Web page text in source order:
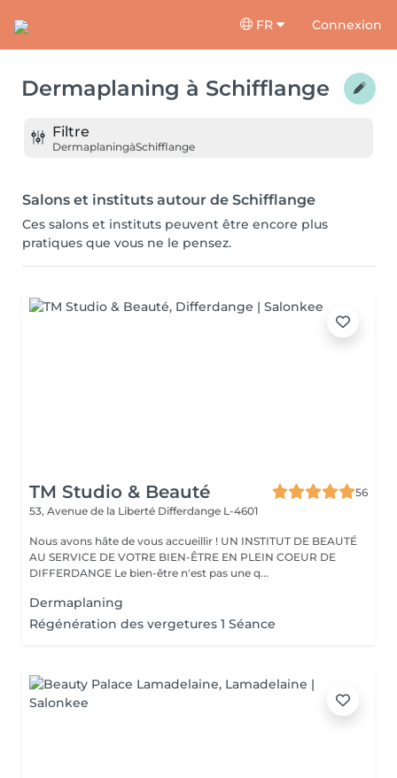
FR Connexion
Dermaplaning à Schifflange
Filtre
DermaplaningàSchifflange
Salons et instituts autour de Schifflange
Ces salons et instituts peuvent être encore plus
pratiques que vous ne le pensez.
TM Studio & Beauté
56
53, Avenue de la Liberté Differdange L-4601
Nous avons hâte de vous accueillir ! UN INSTITUT DE BEAUTÉ
AU SERVICE DE VOTRE BIEN-ÊTRE EN PLEIN COEUR DE
DIFFERDANGE Le bien-être n'est pas une q...
Dermaplaning
Régénération des vergetures 1 Séance